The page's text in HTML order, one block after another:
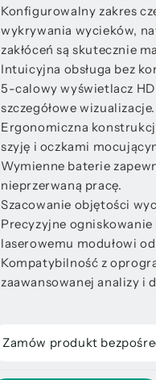
Konfigurowalny zakres
wykrywania wycieków,
zakłóceń są skutecznie
Intuicyjna obsługa bez
5-calowy wyświetlacz
szczegółowe wizualizacje.
Ergonomiczna
szyję i oczkami
Wymienne baterie
nieprzerwaną pracę.
Szacowanie objętości
Precyzyjne
laserowemu modułowi
Kompatybilność z
zaawansowanej analizy i
Zamów produkt